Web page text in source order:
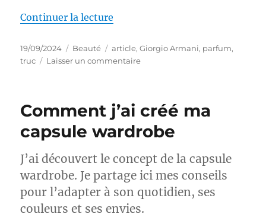
Continuer la lecture
Publié
le
19/09/2024 Catégories
Beauté Étiquettes
article,Giorgio Armani, parfum,
truc
Laisser un commentairesur
parfum
Si
Intense
de
Giorgio
Armani
Comment j’ai créé ma
capsule wardrobe
J’ai découvert le concept de la capsule
wardrobe. Je partage ici mes conseils
pour l’adapter à son quotidien, ses
couleurs et ses envies.